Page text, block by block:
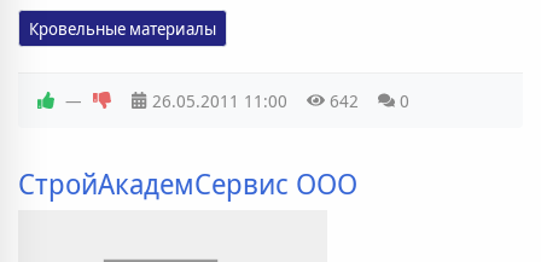
Кровельные материалы
— 26.05.2011 11:00 642 0
СтройАкадемСервис ООО